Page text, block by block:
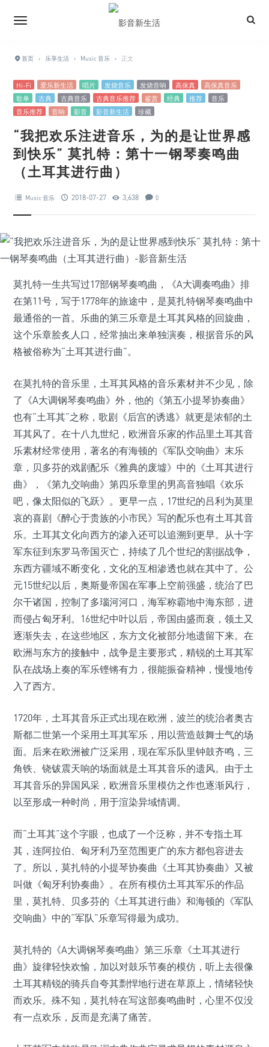
首页 › 乐享生活 › Music 音乐 › 正文
Hi-Fi 爱乐新生活 唱片 发烧音乐 发烧音响 高保真
高保真音乐
歌单
古典 古典音乐 古典音乐推荐 鉴赏 经典 推荐
音乐
音乐推荐
音响 影音 影音新生活 珍藏
“我把欢乐注进音乐，为的是让世界感
到快乐” 莫扎特：第十一钢琴奏鸣曲
（土耳其进行曲）
Music 音乐 2018-07-27 3,638 0
莫扎特一生共写过17部钢琴奏鸣曲，《A大调奏鸣曲》排
在第11号，写于1778年的旅途中，是莫扎特钢琴奏鸣曲中
最通俗的一首。乐曲的第三乐章是土耳其风格的回旋曲，
这个乐章脍炙人口，经常抽出来单独演奏，根据音乐的风
格被俗称为“土耳其进行曲”。
在莫扎特的音乐里，土耳其风格的音乐素材并不少见，除
了《A大调钢琴奏鸣曲》外，他的《第五小提琴协奏曲》
也有“土耳其”之称，歌剧《后宫的诱逃》就更是浓郁的土
耳其风了。在十八九世纪，欧洲音乐家的作品里土耳其音
乐素材经常使用，著名的有海顿的《军队交响曲》末乐
章，贝多芬的戏剧配乐《雅典的废墟》中的《土耳其进行
曲》，《第九交响曲》第四乐章里的男高音独唱《欢乐
吧，像太阳似的飞跃》。更早一点，17世纪的吕利为莫里
哀的喜剧《醉心于贵族的小市民》写的配乐也有土耳其音
乐。土耳其文化向西方的渗入还可以追溯到更早。从十字
军东征到东罗马帝国灭亡，持续了几个世纪的割据战争，
东西方疆域不断变化，文化的互相渗透也就在其中了。公
元15世纪以后，奥斯曼帝国在军事上空前强盛，统治了巴
尔干诸国，控制了多瑙河河口，海军称霸地中海东部，进
而侵占匈牙利。16世纪中叶以后，帝国由盛而衰，领土又
逐渐失去，在这些地区，东方文化被部分地遗留下来。在
欧洲与东方的接触中，战争是主要形式，精锐的土耳其军
队在战场上奏的军乐铿锵有力，很能振奋精神，慢慢地传
入了西方。
1720年，土耳其音乐正式出现在欧洲，波兰的统治者奥古
斯都二世第一个采用土耳其军乐，用以营造鼓舞士气的场
面。后来在欧洲被广泛采用，现在军乐队里钟鼓齐鸣，三
角铁、铙钹震天响的场面就是土耳其音乐的遗风。由于土
耳其音乐的异国风采，欧洲音乐里模仿之作也逐渐风行，
以至形成一种时尚，用于渲染异域情调。
而“土耳其”这个字眼，也成了一个泛称，并不专指土耳
其，连阿拉伯、匈牙利乃至范围更广的东方都包容进去
了。所以，莫扎特的小提琴协奏曲《土耳其协奏曲》又被
叫做《匈牙利协奏曲》。在所有模仿土耳其军乐的作品
里，莫扎特、贝多芬的《土耳其进行曲》和海顿的《军队
交响曲》中的“军队”乐章写得最为成功。
莫扎特的《A大调钢琴奏鸣曲》第三乐章《土耳其进行
曲》旋律轻快欢愉，加以对鼓乐节奏的模仿，听上去很像
土耳其精锐的骑兵自夸其剽悍地行进在草原上，情绪轻快
而欢乐。殊不知，莫扎特在写这部奏鸣曲时，心里不仅没
有一点欢乐，反而是充满了痛苦。